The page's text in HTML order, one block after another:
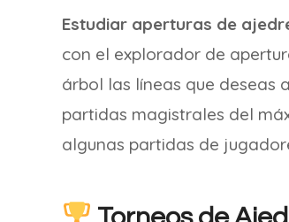
Estudiar aperturas de
con el explorador de
árbol las líneas que deseas
partidas magistrales del
algunas partidas de